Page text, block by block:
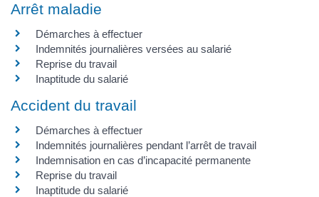
Arrêt maladie
Démarches à effectuer
Indemnités journalières versées au salarié
Reprise du travail
Inaptitude du salarié
Accident du travail
Démarches à effectuer
Indemnités journalières pendant l’arrêt de travail
Indemnisation en cas d’incapacité permanente
Reprise du travail
Inaptitude du salarié